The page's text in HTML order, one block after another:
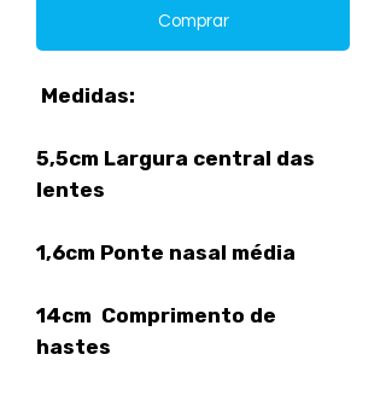
Comprar
Medidas:
5,5cm Largura central das
lentes
1,6cm Ponte nasal média
14cm Comprimento de
hastes